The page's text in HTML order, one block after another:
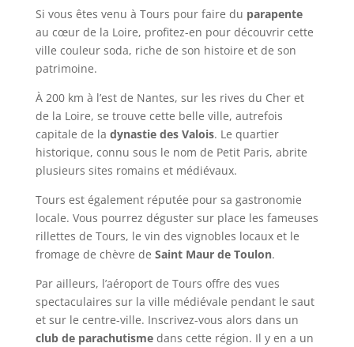
Si vous êtes venu à Tours pour faire du parapente
au cœur de la Loire, profitez-en pour découvrir cette
ville couleur soda, riche de son histoire et de son
patrimoine.
À 200 km à l’est de Nantes, sur les rives du Cher et
de la Loire, se trouve cette belle ville, autrefois
capitale de la dynastie des Valois. Le quartier
historique, connu sous le nom de Petit Paris, abrite
plusieurs sites romains et médiévaux.
Tours est également réputée pour sa gastronomie
locale. Vous pourrez déguster sur place les fameuses
rillettes de Tours, le vin des vignobles locaux et le
fromage de chèvre de Saint Maur de Toulon.
Par ailleurs, l’aéroport de Tours offre des vues
spectaculaires sur la ville médiévale pendant le saut
et sur le centre-ville. Inscrivez-vous alors dans un
club de parachutismedans cette région. Il y en a un